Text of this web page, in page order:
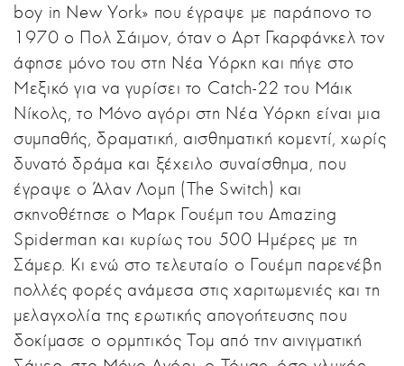
boy in New York» που έγραψε με παράπονο το
1970 ο Πολ Σάιμον, όταν ο Αρτ Γκαρφάνκελ τον
άφησε μόνο του στη Νέα Υόρκη και πήγε στο
Μεξικό για να γυρίσει το Catch-22 του Μάικ
Νίκολς, το Μόνο αγόρι στη Νέα Υόρκη είναι μια
συμπαθής, δραματική, αισθηματική κομεντί, χωρίς
δυνατό δράμα και ξέχειλο συναίσθημα, που
έγραψε ο Άλαν Λομπ (The Switch) και
σκηνοθέτησε ο Μαρκ Γουέμπ του Amazing
Spiderman και κυρίως του 500 Ημέρες με τη
Σάμερ. Κι ενώ στο τελευταίο ο Γουέμπ παρενέβη
πολλές φορές ανάμεσα στις χαριτωμενιές και τη
μελαγχολία της ερωτικής απογοήτευσης που
δοκίμασε ο ορμητικός Τομ από την αινιγματική